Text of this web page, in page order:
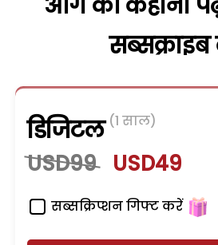
आगे की कहानी
डिजिटल (1 साल)
USD99 USD49
सब्सक्रिप्शन गिफ्ट करें